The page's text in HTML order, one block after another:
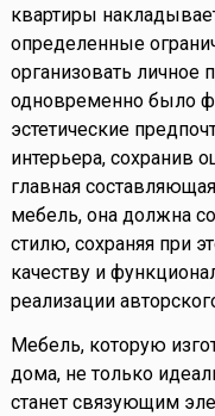
квартиры
определенные
организовать личное
одновременно было
эстетические
интерьера, сохранив
главная
мебель, она должна
стилю, сохраняя при
качеству и
реализации
Мебель, которую
дома, не только
станет связующим